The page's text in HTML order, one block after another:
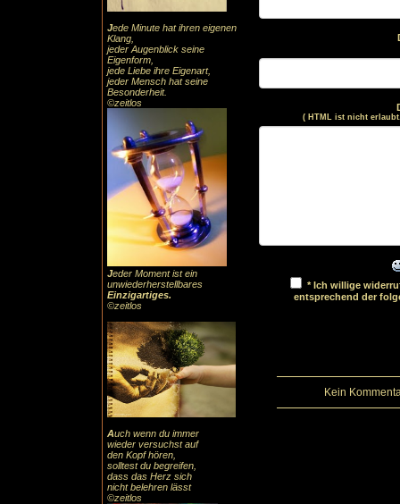
Jede Minute hat ihren eigenen
Klang,
jeder Augenblick seine
Eigenform,
jede Liebe ihre Eigenart,
jeder Mensch hat seine
Besonderheit.
©zeitlos
Jeder Moment ist ein
unwiederherstellbares
Einzigartiges.
©zeitlos
Auch wenn du immer
wieder versuchst auf
den Kopf hören,
solltest du begreifen,
dass das Herz sich
nicht belehren lässt
©zeitlos
( HTML ist nicht
* Ich willige
entsprechend der
Kein